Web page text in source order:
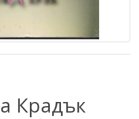
Крадък